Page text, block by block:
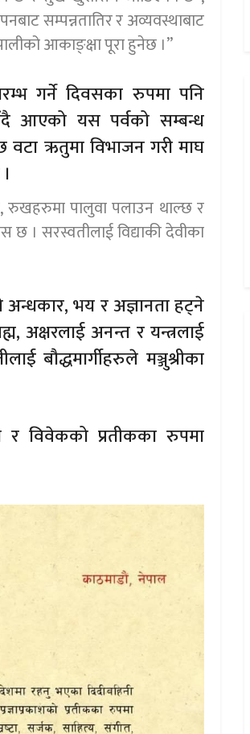
सम्पन्नतातिर र अव्यवस्थाबाट
आकाङ्क्षा पूरा हुनेछ ।”
गर्ने दिवसका रुपमा पनि
आएको यस पर्वको सम्बन्ध
ऋतुमा विभाजन गरी माघ
पालुवा पलाउन थाल्छ र
छ । सरस्वतीलाई विद्याकी देवीका
अन्धकार, भय र अज्ञानता हट्ने
अक्षरलाई अनन्त र यन्त्रलाई
बौद्धमार्गीहरुले मञ्जुश्रीका
विवेकको प्रतीकका रुपमा